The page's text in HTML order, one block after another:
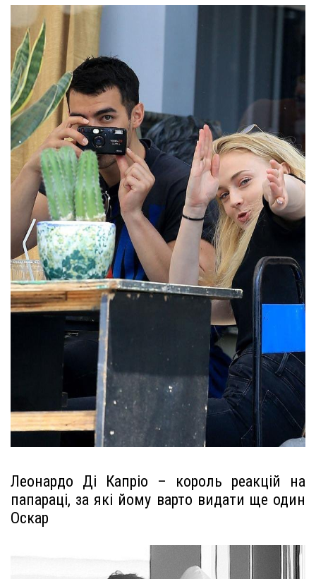
Леонардо Ді Капріо – король реакцій на
папараці, за які йому варто видати ще один
Оскар